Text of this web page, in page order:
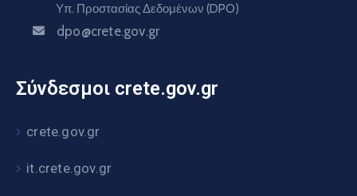
Υπ. Προστασίας Δεδομένων (DPO)
dpo@crete.gov.gr
Σύνδεσμοι crete.gov.gr
crete.gov.gr
it.crete.gov.gr